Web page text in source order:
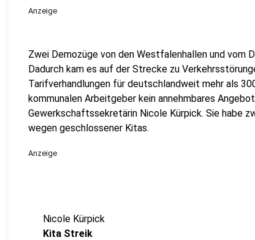
Anzeige
Zwei Demozüge von den Westfalenhallen und vom
Dadurch kam es auf der Strecke zu
Tarifverhandlungen für deutschlandweit mehr als
kommunalen Arbeitgeber kein annehmbares
Gewerkschaftssekretärin Nicole Kürpick. Sie habe
wegen geschlossener Kitas.
Anzeige
Nicole Kürpick
Kita Streik